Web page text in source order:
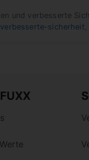
und verbesserte
sicherheit